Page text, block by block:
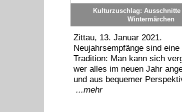
Kulturzuschlag: Ausschnitte
Wintermärchen
Zittau, 13. Januar 2021.
Neujahrsempfänge sind eine
Tradition: Man kann sich
wer alles im neuen Jahr
und aus bequemer
...mehr